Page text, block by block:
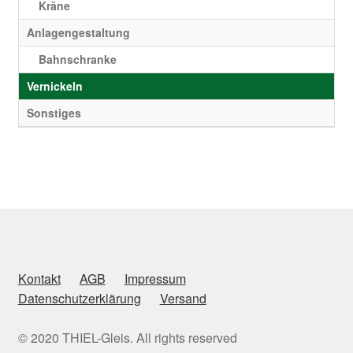
Kräne
Anlagengestaltung
Bahnschranke
Vernickeln
Sonstiges
Kontakt AGB
Impressum
Datenschutzerklärung
Versand
© 2020 THIEL-Gleis. All rights reserved